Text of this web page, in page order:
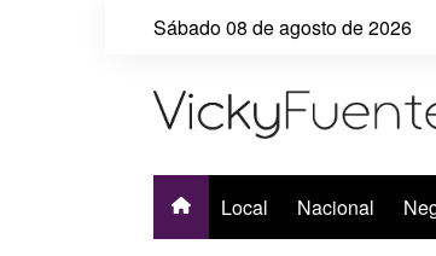
Sábado 08 de agosto de 2026
Local Nacional